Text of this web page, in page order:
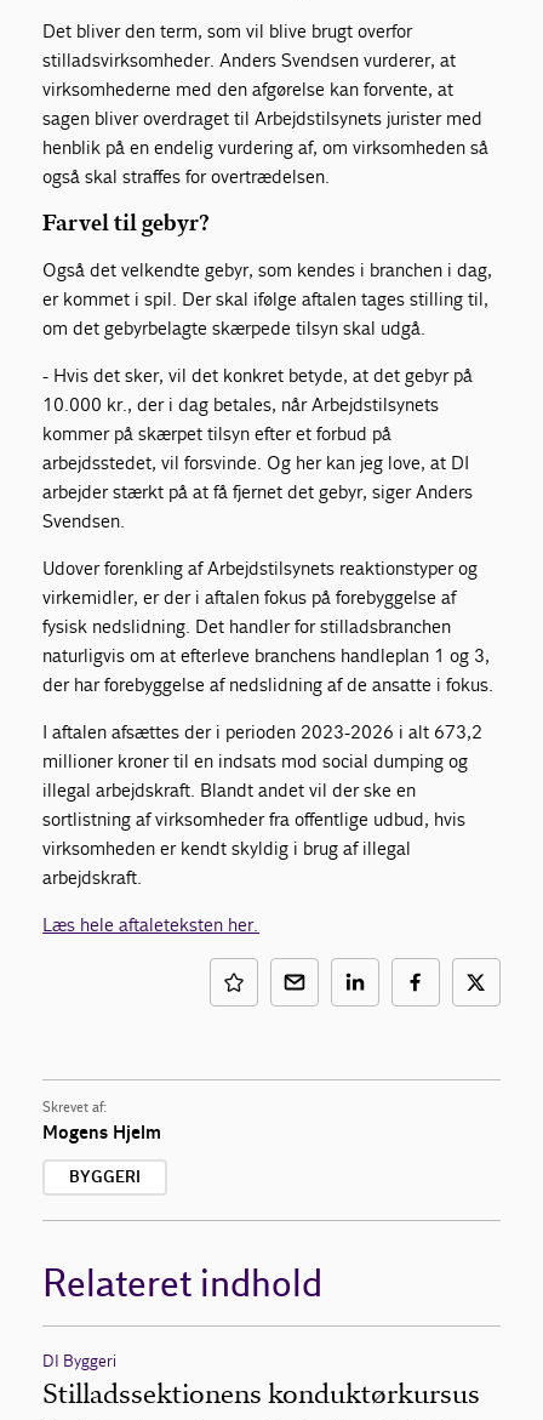
Det bliver den term, som vil blive brugt overfor
stilladsvirksomheder. Anders Svendsen vurderer, at
virksomhederne med den afgørelse kan forvente, at
sagen bliver overdraget til Arbejdstilsynets jurister med
henblik på en endelig vurdering af, om virksomheden så
også skal straffes for overtrædelsen.
Farvel til gebyr?
Også det velkendte gebyr, som kendes i branchen i dag,
er kommet i spil. Der skal ifølge aftalen tages stilling til,
om det gebyrbelagte skærpede tilsyn skal udgå.
- Hvis det sker, vil det konkret betyde, at det gebyr på
10.000 kr., der i dag betales, når Arbejdstilsynets
kommer på skærpet tilsyn efter et forbud på
arbejdsstedet, vil forsvinde. Og her kan jeg love, at DI
arbejder stærkt på at få fjernet det gebyr, siger Anders
Svendsen.
Udover forenkling af Arbejdstilsynets reaktionstyper og
virkemidler, er der i aftalen fokus på forebyggelse af
fysisk nedslidning. Det handler for stilladsbranchen
naturligvis om at efterleve branchens handleplan 1 og 3,
der har forebyggelse af nedslidning af de ansatte i fokus.
I aftalen afsættes der i perioden 2023-2026 i alt 673,2
millioner kroner til en indsats mod social dumping og
illegal arbejdskraft. Blandt andet vil der ske en
sortlistning af virksomheder fra offentlige udbud, hvis
virksomheden er kendt skyldig i brug af illegal
arbejdskraft.
Læs hele aftaleteksten her.
Skrevet af:
Mogens Hjelm
BYGGERI
Relateret indhold
DI Byggeri
Stilladssektionens konduktørkursus